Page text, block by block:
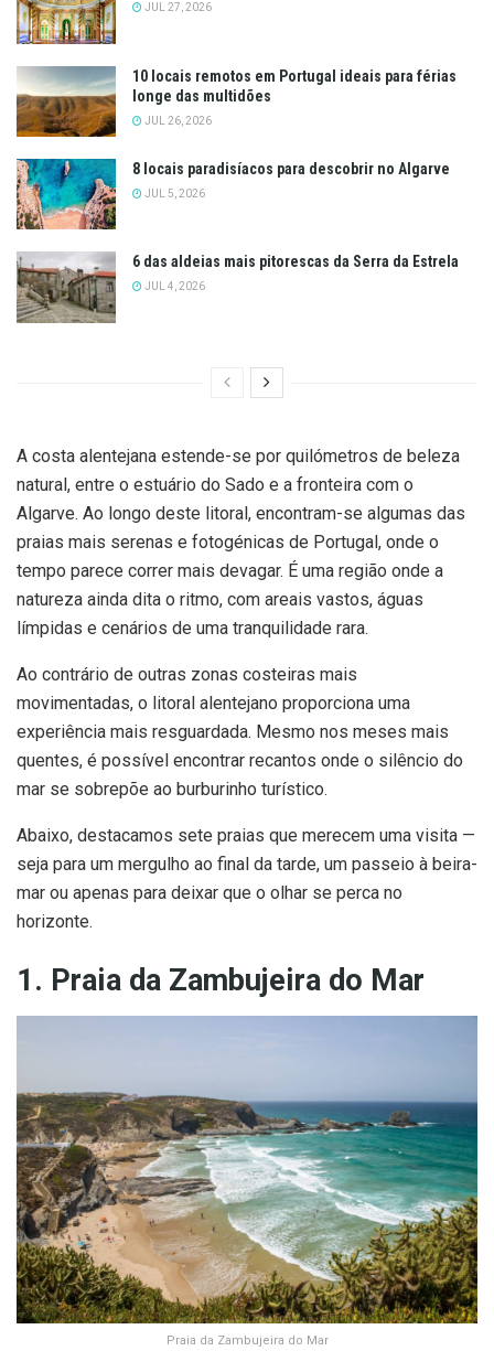
JUL 27, 2026
10 locais remotos em Portugal ideais para férias
longe das multidões
JUL 26, 2026
8 locais paradisíacos para descobrir no Algarve
JUL 5, 2026
6 das aldeias mais pitorescas da Serra da Estrela
JUL 4, 2026
A costa alentejana estende-se por quilómetros de beleza
natural, entre o estuário do Sado e a fronteira com o
Algarve. Ao longo deste litoral, encontram-se algumas das
praias mais serenas e fotogénicas de Portugal, onde o
tempo parece correr mais devagar. É uma região onde a
natureza ainda dita o ritmo, com areais vastos, águas
límpidas e cenários de uma tranquilidade rara.
Ao contrário de outras zonas costeiras mais
movimentadas, o litoral alentejano proporciona uma
experiência mais resguardada. Mesmo nos meses mais
quentes, é possível encontrar recantos onde o silêncio do
mar se sobrepõe ao burburinho turístico.
Abaixo, destacamos sete praias que merecem uma visita —
seja para um mergulho ao final da tarde, um passeio à beira-
mar ou apenas para deixar que o olhar se perca no
horizonte.
1. Praia da Zambujeira do Mar
Praia da Zambujeira do Mar